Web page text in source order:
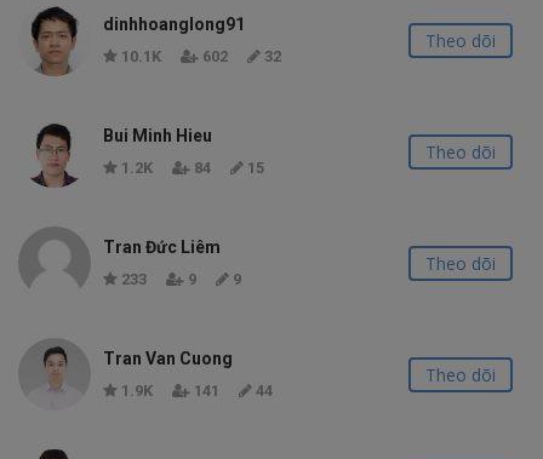
dinhhoanglong91
10.1K 602 32
Theo dõi
Bui Minh Hieu
1.2K 84 15
Theo dõi
Tran Đức Liêm
233 9 9
Theo dõi
Tran Van Cuong
1.9K 141 44
Theo dõi